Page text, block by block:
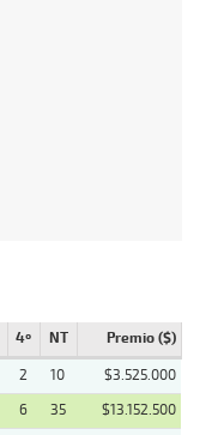
4º NT Premio ($)
2 10
$3.525.000
6 35
$13.152.500